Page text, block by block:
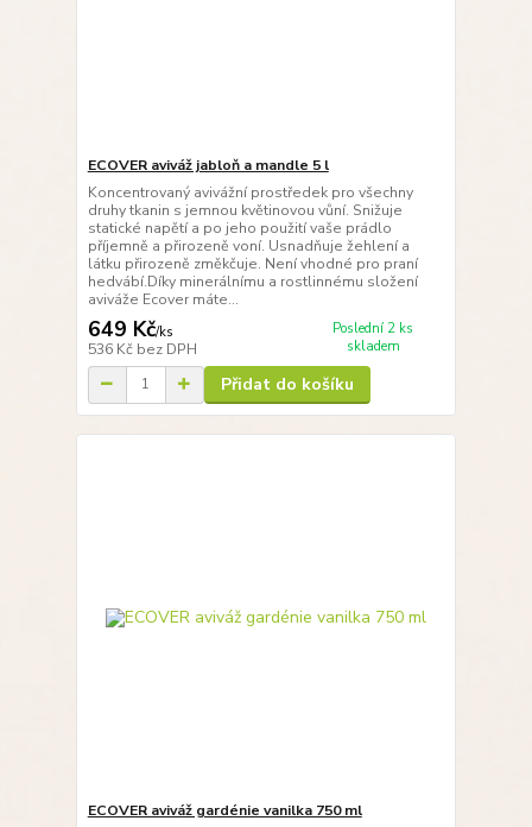
ECOVER aviváž jabloň a mandle 5 l
Koncentrovaný avivážní prostředek pro všechny
druhy tkanin s jemnou květinovou vůní. Snižuje
statické napětí a po jeho použití vaše prádlo
příjemně a přirozeně voní. Usnadňuje žehlení a
látku přirozeně změkčuje. Není vhodné pro praní
hedvábí.Díky minerálnímu a rostlinnému složení
aviváže Ecover máte...
649 Kč/ks
536 Kč bez DPH
Poslední 2 ks
skladem
Přidat do košíku
ECOVER aviváž gardénie vanilka 750 ml